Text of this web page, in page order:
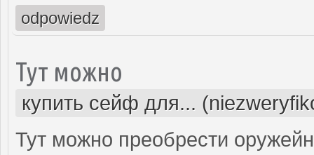
odpowiedz
Тут можно
купить сейф для...
Тут можно преобрести